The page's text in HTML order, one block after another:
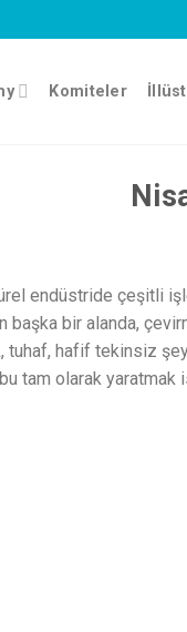
Komiteler
endüstride çeşitli
bir alanda,
hafif tekinsiz
tam olarak